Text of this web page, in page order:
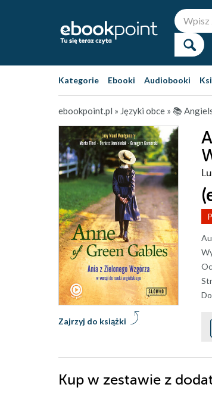
Kategorie Ebooki Audiobooki
ebookpoint.pl » Języki obce » 📚
Zajrzyj do książki
Kup w zestawie z